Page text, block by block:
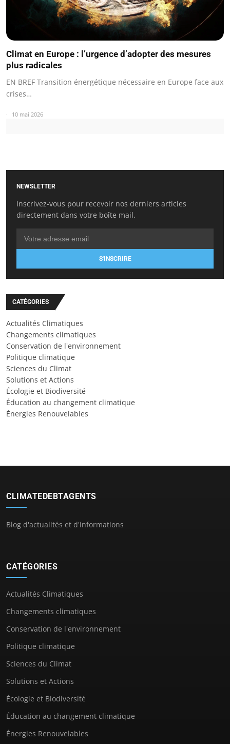
Climat en Europe : l’urgence d’adopter des mesures
plus radicales
EN BREF Transition énergétique nécessaire en Europe face aux
crises…
10 mai 2026
NEWSLETTER
Inscrivez-vous pour recevoir nos derniers articles
directement dans votre boîte mail.
S'INSCRIRE
CATÉGORIES
Actualités Climatiques
Changements climatiques
Conservation de l'environnement
Politique climatique
Sciences du Climat
Solutions et Actions
Écologie et Biodiversité
Éducation au changement climatique
Énergies Renouvelables
CLIMATEDEBTAGENTS
Blog d'actualités et d'informations
CATÉGORIES
Actualités Climatiques
Changements climatiques
Conservation de l'environnement
Politique climatique
Sciences du Climat
Solutions et Actions
Écologie et Biodiversité
Éducation au changement climatique
Énergies Renouvelables